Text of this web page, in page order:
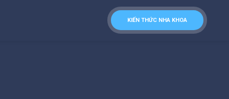
KIẾN THỨC NHA KHOA